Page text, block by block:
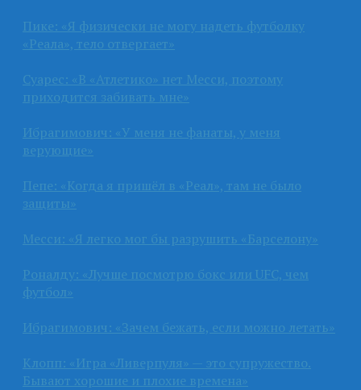
Пике: «Я физически не могу надеть футболку
«Реала», тело отвергает»
Суарес: «В «Атлетико» нет Месси, поэтому
приходится забивать мне»
Ибрагимович: «У меня не фанаты, у меня
верующие»
Пепе: «Когда я пришёл в «Реал», там не было
защиты»
Месси: «Я легко мог бы разрушить «Барселону»
Роналду: «Лучше посмотрю бокс или UFC, чем
футбол»
Ибрагимович: «Зачем бежать, если можно летать»
Клопп: «Игра «Ливерпуля» — это супружество.
Бывают хорошие и плохие времена»